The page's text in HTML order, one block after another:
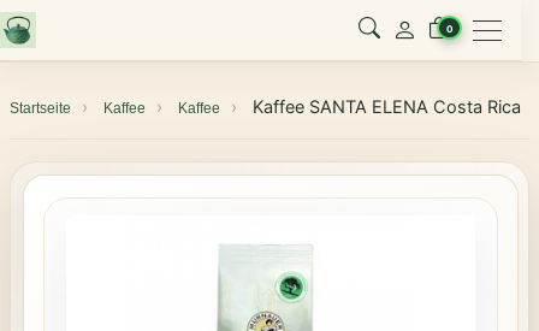
0 Menu
Startseite Kaffee Kaffee Kaffee SANTA ELENA Costa Rica